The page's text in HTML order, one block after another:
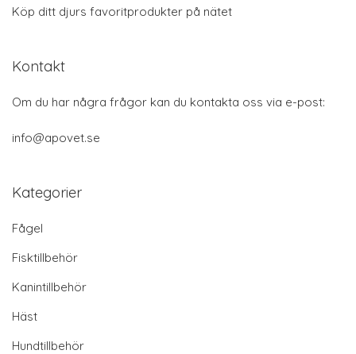
Köp ditt djurs favoritprodukter på nätet
Kontakt
Om du har några frågor kan du kontakta oss via e-post:
info@apovet.se
Kategorier
Fågel
Fisktillbehör
Kanintillbehör
Häst
Hundtillbehör